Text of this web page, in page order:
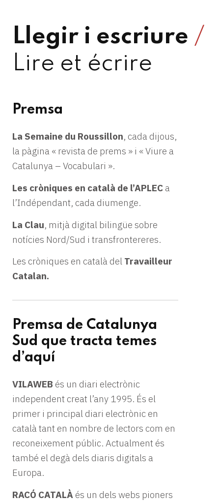
Llegir i escriure /
Lire et écrire
Premsa
La Semaine du Roussillon, cada dijous,
la pàgina « revista de prems » i « Viure a
Catalunya – Vocabulari ».
Les cròniques en català de l’APLEC a
l’Indépendant, cada diumenge.
La Clau, mitjà digital bilingüe sobre
notícies Nord/Sud i transfrontereres.
Les cròniques en català del Travailleur
Catalan.
Premsa de Catalunya
Sud que tracta temes
d’aquí
VILAWEB és un diari electrònic
independent creat l’any 1995. És el
primer i principal diari electrònic en
català tant en nombre de lectors com en
reconeixement públic. Actualment és
també el degà dels diaris digitals a
Europa.
RACÓ CATALÀ és un dels webs pioners